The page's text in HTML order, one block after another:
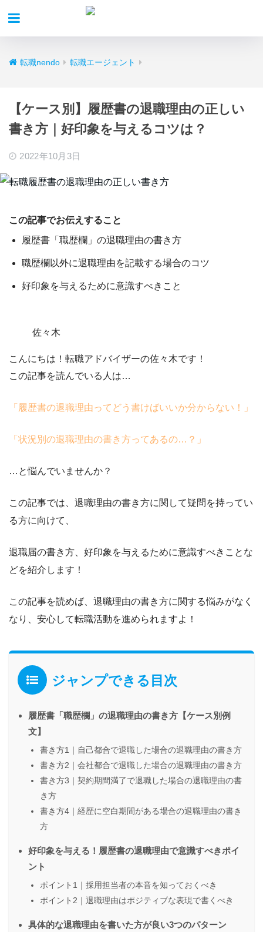
転職nendo 転職エージェント
【ケース別】履歴書の退職理由の正しい
書き方｜好印象を与えるコツは？
2022年10月3日
この記事でお伝えすること
履歴書「職歴欄」の退職理由の書き方
職歴欄以外に退職理由を記載する場合のコツ
好印象を与えるために意識すべきこと
佐々木
こんにちは！転職アドバイザーの佐々木です！
この記事を読んでいる人は…
「履歴書の退職理由ってどう書けばいいか分からない！ 」
「状況別の退職理由の書き方ってあるの…？」
…と悩んでいませんか？
この記事では、 退職理由の書き方に関して疑問を持ってい
る方に向けて、
退職届の書き方 好印象を与えるために意識すべきこと な
どを紹介します！
この記事を読めば、 退職理由の書き方に関する悩みがなく
なり
、安心して転職活動を進められますよ！
ジャンプできる目次
履歴書「職歴欄」の退職理由の書き方【ケース別例
文】
書き方1｜自己都合で退職した場合の退職理由の書き方
書き方2｜会社都合で退職した場合の退職理由の書き方
書き方3｜契約期間満了で退職した場合の退職理由の書
き方
書き方4｜経歴に空白期間がある場合の退職理由の書き
方
好印象を与える！履歴書の退職理由で意識すべきポイ
ント
ポイント1｜採用担当者の本音を知っておくべき
ポイント2｜退職理由はポジティブな表現で書くべき
具体的な退職理由を書いた方が良い3つのパターン